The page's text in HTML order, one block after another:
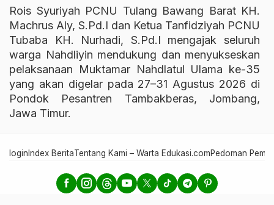
Rois Syuriyah PCNU Tulang Bawang Barat KH.
Machrus Aly, S.Pd.I dan Ketua Tanfidziyah PCNU
Tubaba KH. Nurhadi, S.Pd.I mengajak seluruh
warga Nahdliyin mendukung dan menyukseskan
pelaksanaan Muktamar Nahdlatul Ulama ke-35
yang akan digelar pada 27–31 Agustus 2026 di
Pondok Pesantren Tambakberas, Jombang,
Jawa Timur.
login Index BeritaTentang Kami – Warta Edukasi.comPedoman